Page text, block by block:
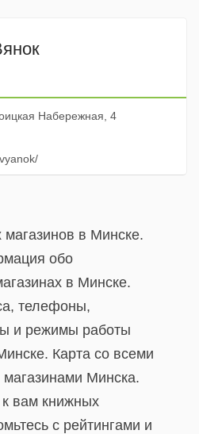
Набережная, 4
магазинов в Минске.
обо
в Минске.
телефоны,
и режимы работы
Карта со всеми
магазинами Минска.
вам книжных
с рейтингами и